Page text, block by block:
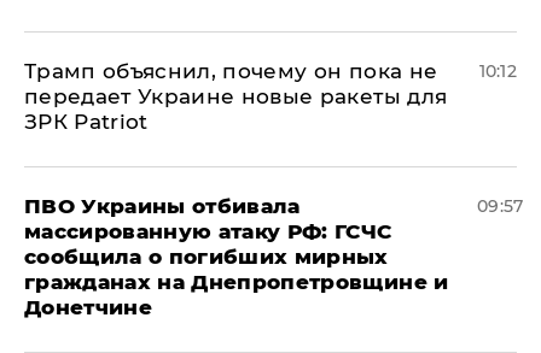
Трамп объяснил, почему он пока не
передает Украине новые ракеты для
ЗРК Patriot
10:12
ПВО Украины отбивала
массированную атаку РФ: ГСЧС
сообщила о погибших мирных
гражданах на Днепропетровщине и
Донетчине
09:57